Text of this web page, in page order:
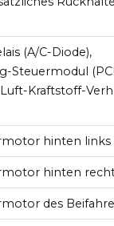
(A/C-Diode),
Steuermodul
Kraftstoff-
hinten links
hinten
des